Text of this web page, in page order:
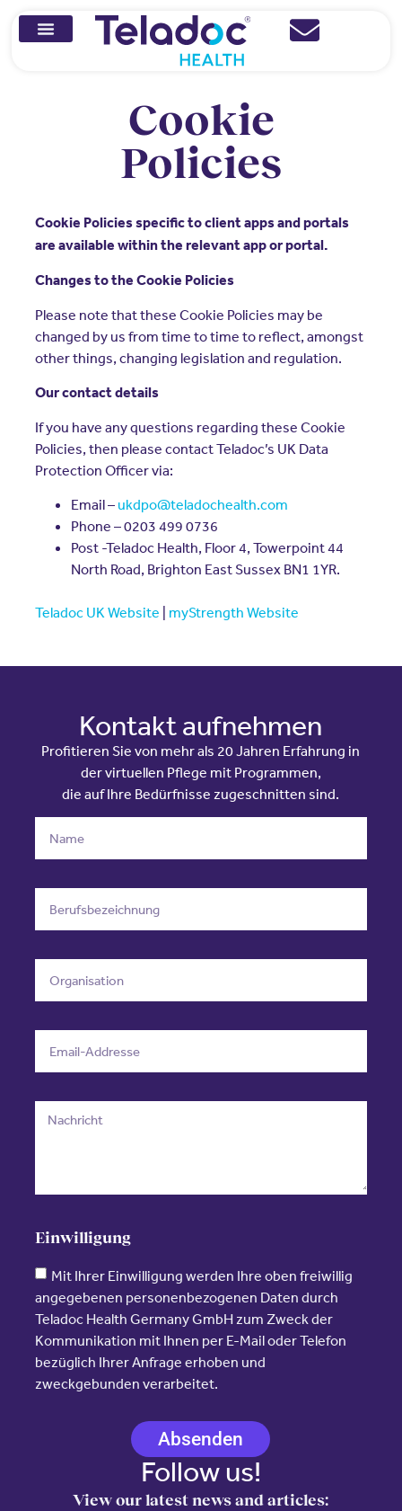
Cookie
Policies
Cookie Policies specific to client apps and portals
are available within the relevant app or portal.
Changes to the Cookie Policies
Please note that these Cookie Policies may be
changed by us from time to time to reflect, amongst
other things, changing legislation and regulation.
Our contact details
If you have any questions regarding these Cookie
Policies, then please contact Teladoc’s UK Data
Protection Officer via:
Email – ukdpo@teladochealth.com
Phone – 0203 499 0736
Post -Teladoc Health, Floor 4, Towerpoint 44
North Road, Brighton East Sussex BN1 1YR.
Teladoc UK Website myStrength Website
Kontakt aufnehmen
Profitieren Sie von mehr als 20 Jahren Erfahrung in
der virtuellen Pflege mit Programmen,
die auf Ihre Bedürfnisse zugeschnitten sind.
Einwilligung
Mit Ihrer Einwilligung werden Ihre oben freiwillig
angegebenen personenbezogenen Daten durch
Teladoc Health Germany GmbH zum Zweck der
Kommunikation mit Ihnen per E-Mail oder Telefon
bezüglich Ihrer Anfrage erhoben und
zweckgebunden verarbeitet.
Absenden
Follow us!
View our latest news and articles: